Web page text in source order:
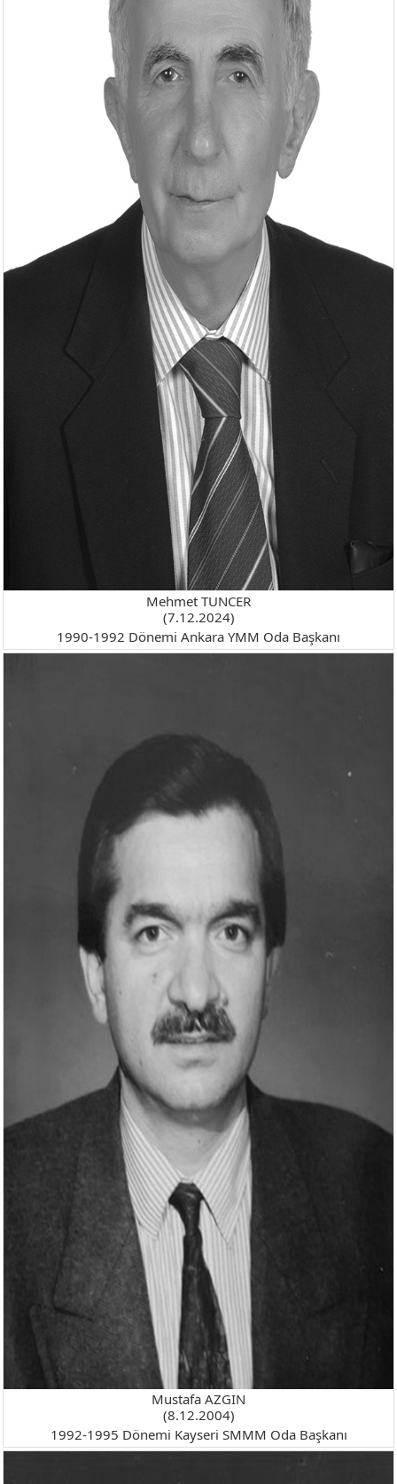
Mehmet TUNCER
(7.12.2024)
1990-1992 Dönemi Ankara YMM Oda Başkanı
Mustafa AZGIN
(8.12.2004)
1992-1995 Dönemi Kayseri SMMM Oda Başkanı